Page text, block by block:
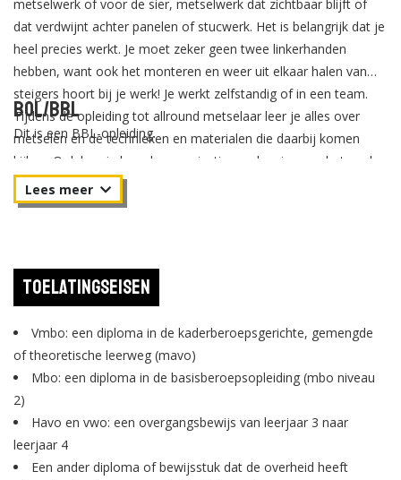
metselwerk of voor de sier, metselwerk dat zichtbaar blijft of
dat verdwijnt achter panelen of stucwerk. Het is belangrijk dat je
heel precies werkt. Je moet zeker geen twee linkerhanden
hebben, want ook het monteren en weer uit elkaar halen van
steigers hoort bij je werk! Je werkt zelfstandig of in een team.
Tijdens de opleiding tot allround metselaar leer je alles over
metselen en de technieken en materialen die daarbij komen
kijken. Ook leer je hoe de organisatie en planning van het werk
in elkaar zit. Een deel van de opleiding breng je door bij een
bouwbedrijf. Als je je diploma hebt gehaald, kun je terecht
BOL/BBL
Dit is een BBL-opleiding.
Toelatingseisen
Vmbo: een diploma in de kaderberoepsgerichte, gemengde
of theoretische leerweg (mavo)
Mbo: een diploma in de basisberoepsopleiding (mbo niveau
2)
Havo en vwo: een overgangsbewijs van leerjaar 3 naar
leerjaar 4
Een ander diploma of bewijsstuk dat de overheid heeft